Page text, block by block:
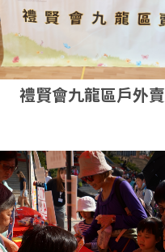
禮賢會九龍區戶外